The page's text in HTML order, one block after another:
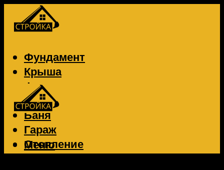
Фундамент
Крыша
Фасад
Забор
Баня
Гараж
Отопление
Вентиляция
Меню